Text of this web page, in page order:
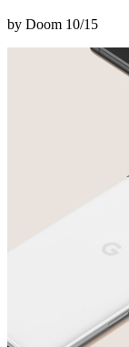
by Doom 10/15